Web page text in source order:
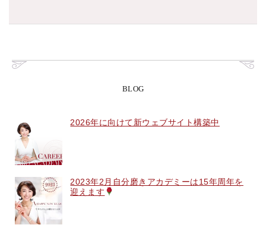
BLOG
2026年に向けて新ウェブサイト構築中
2023年2月自分磨きアカデミーは15年周年を
迎えます